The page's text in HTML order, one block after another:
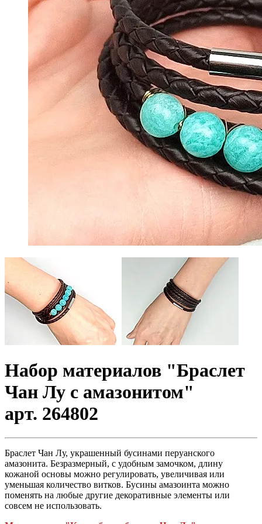
Набор материалов "Браслет
Чан Лу с амазонитом"
арт. 264802
Браслет Чан Лу, украшенный бусинами перуанского
амазонита. Безразмерный, с удобным замочком, длину
кожаной основы можно регулировать, увеличивая или
уменьшая количество витков. Бусины амазоинта можно
поменять на любые другие декоративные элементы или
совсем не использовать.